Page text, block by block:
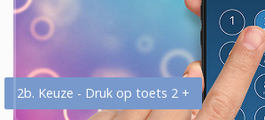
2b. Keuze - Druk op toets 2 +